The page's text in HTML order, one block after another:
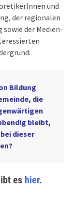
und
der regionalen
der Medien-
Bildung
die
bleibt,
dieser
es hier.